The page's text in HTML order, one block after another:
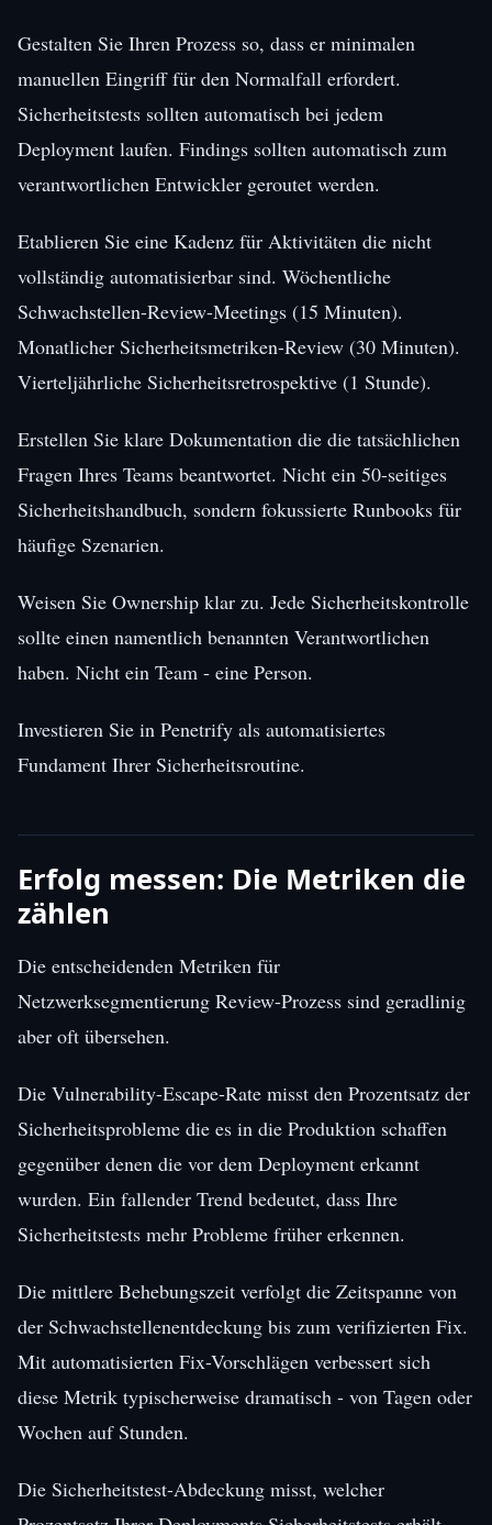
Gestalten Sie Ihren Prozess so, dass er minimalen
manuellen Eingriff für den Normalfall erfordert.
Sicherheitstests sollten automatisch bei jedem
Deployment laufen. Findings sollten automatisch zum
verantwortlichen Entwickler geroutet werden.
Etablieren Sie eine Kadenz für Aktivitäten die nicht
vollständig automatisierbar sind. Wöchentliche
Schwachstellen-Review-Meetings (15 Minuten).
Monatlicher Sicherheitsmetriken-Review (30 Minuten).
Vierteljährliche Sicherheitsretrospektive (1 Stunde).
Erstellen Sie klare Dokumentation die die tatsächlichen
Fragen Ihres Teams beantwortet. Nicht ein 50-seitiges
Sicherheitshandbuch, sondern fokussierte Runbooks für
häufige Szenarien.
Weisen Sie Ownership klar zu. Jede Sicherheitskontrolle
sollte einen namentlich benannten Verantwortlichen
haben. Nicht ein Team - eine Person.
Investieren Sie in Penetrify als automatisiertes
Fundament Ihrer Sicherheitsroutine.
Erfolg messen: Die Metriken die
zählen
Die entscheidenden Metriken für
Netzwerksegmentierung Review-Prozess sind geradlinig
aber oft übersehen.
Die Vulnerability-Escape-Rate misst den Prozentsatz der
Sicherheitsprobleme die es in die Produktion schaffen
gegenüber denen die vor dem Deployment erkannt
wurden. Ein fallender Trend bedeutet, dass Ihre
Sicherheitstests mehr Probleme früher erkennen.
Die mittlere Behebungszeit verfolgt die Zeitspanne von
der Schwachstellenentdeckung bis zum verifizierten Fix.
Mit automatisierten Fix-Vorschlägen verbessert sich
diese Metrik typischerweise dramatisch - von Tagen oder
Wochen auf Stunden.
Die Sicherheitstest-Abdeckung misst, welcher